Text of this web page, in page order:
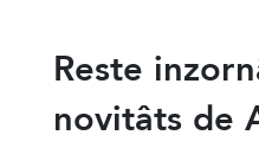
Reste
novitâts de